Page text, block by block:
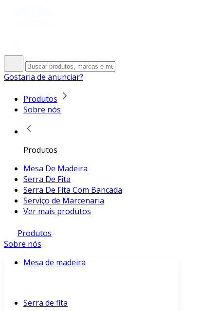
Gostaria de anunciar?
Produtos
Sobre nós
Produtos
Mesa De Madeira
Serra De Fita
Serra De Fita Com Bancada
Serviço de Marcenaria
Ver mais produtos
Produtos
Sobre nós
Mesa de madeira
Serra de fita